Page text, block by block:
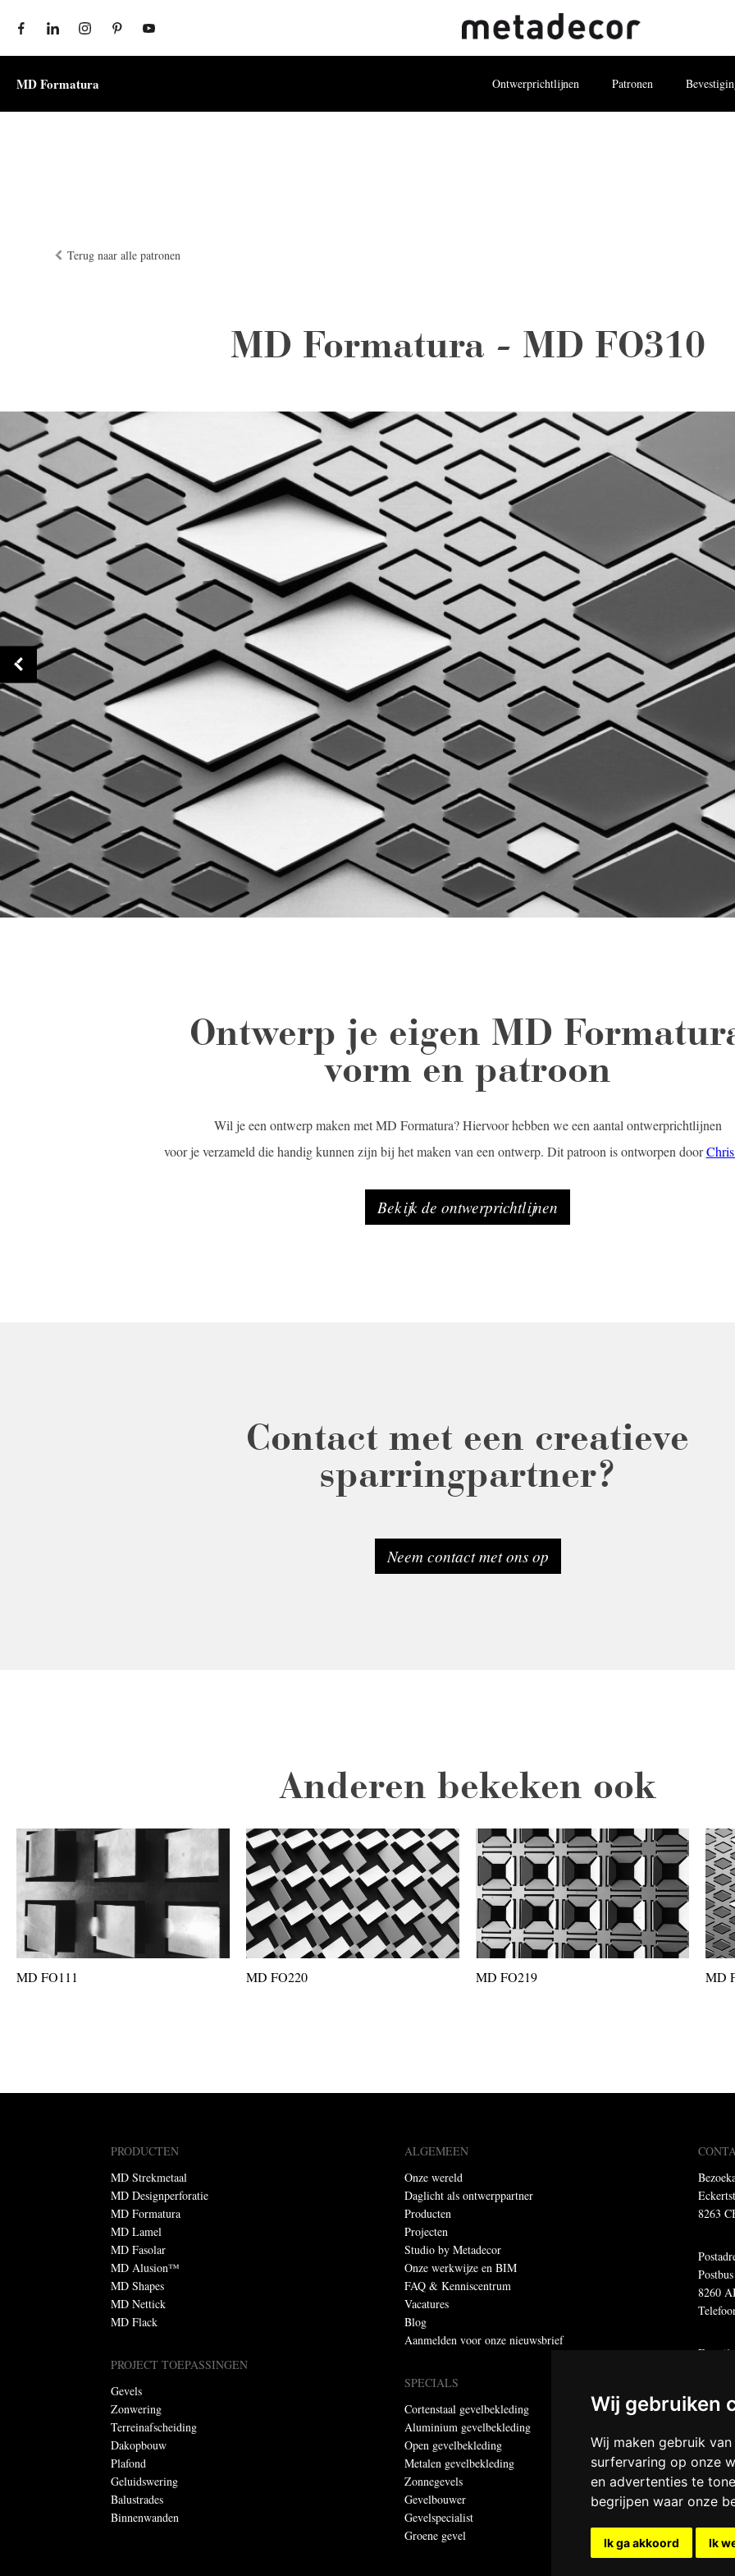
Wij gebruiken
Wij maken gebruik
surfervaring op onze
en advertenties te
begrijpen waar onze
Ik ga akkoord Ik
MD Formatura Ontwerprichtlijnen Patronen
Terug naar alle patronen
MD Formatura - MD FO310
Ontwerp je eigen MD
vorm en patroon
Wil je een ontwerp maken met MD Formatura? Hiervoor hebben we een aantal ontwerprichtlijnen
voor je verzameld die handig kunnen zijn bij het maken van een ontwerp. Dit patroon is ontworpen door
Bekijk de ontwerprichtlijnen
Contact met een creatieve
sparringpartner?
Neem contact met ons op
Anderen bekeken ook
MD FO111 MD FO220 MD FO219 MD
PRODUCTEN
MD Strekmetaal
MD Designperforatie
MD Formatura
MD Lamel
MD Fasolar
MD Alusion™
MD Shapes
MD Nettick
MD Flack
PROJECT TOEPASSINGEN
Gevels
Zonwering
Terreinafscheiding
Dakopbouw
Plafond
Geluidswering
Balustrades
Binnenwanden
ALGEMEEN
Onze wereld
Daglicht als ontwerppartner
Producten
Projecten
Studio by Metadecor
Onze werkwijze en BIM
FAQ & Kenniscentrum
Vacatures
Blog
Aanmelden voor onze nieuwsbrief
SPECIALS
Cortenstaal gevelbekleding
Aluminium gevelbekleding
Open gevelbekleding
Metalen gevelbekleding
Zonnegevels
Gevelbouwer
Gevelspecialist
Groene gevel
8263
8260
E-mail:
©
Alle